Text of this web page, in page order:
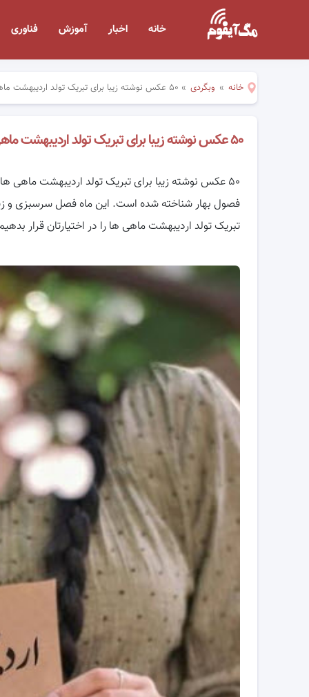
خانه اخبار آموزش فناوری
خانه » وبگردی » ۵۰ عکس نوشته زیبا برای تبریک تولد اردیبهشت ماهی ها
۵۰ عکس نوشته زیبا برای تبریک تولد اردیبهشت ماهی ها
۵۰ عکس نوشته زیبا برای تبریک تولد اردیبهشت ماهی
فصول بهار شناخته شده است. این ماه فصل سرسبزی و
تبریک تولد اردیبهشت ماهی ها را در اختیارتان قرار